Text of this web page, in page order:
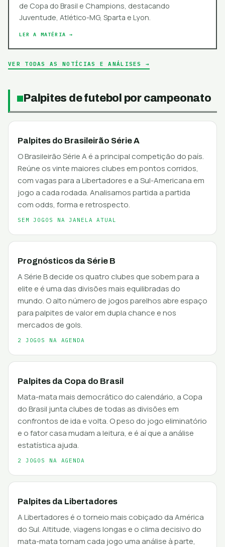
de Copa do Brasil e Champions, destacando
Juventude, Atlético-MG, Sparta e Lyon.
LER A MATÉRIA →
VER TODAS AS NOTÍCIAS E ANÁLISES →
Palpites de futebol por campeonato
Palpites do Brasileirão Série A
O Brasileirão Série A é a principal competição do país.
Reúne os vinte maiores clubes em pontos corridos,
com vagas para a Libertadores e a Sul-Americana em
jogo a cada rodada. Analisamos partida a partida
com odds, forma e retrospecto.
SEM JOGOS NA JANELA ATUAL
Prognósticos da Série B
A Série B decide os quatro clubes que sobem para a
elite e é uma das divisões mais equilibradas do
mundo. O alto número de jogos parelhos abre espaço
para palpites de valor em dupla chance e nos
mercados de gols.
2 JOGOS NA AGENDA
Palpites da Copa do Brasil
Mata-mata mais democrático do calendário, a Copa
do Brasil junta clubes de todas as divisões em
confrontos de ida e volta. O peso do jogo eliminatório
e o fator casa mudam a leitura, e é aí que a análise
estatística ajuda.
2 JOGOS NA AGENDA
Palpites da Libertadores
A Libertadores é o torneio mais cobiçado da América
do Sul. Altitude, viagens longas e o clima decisivo do
mata-mata tornam cada jogo uma análise à parte,